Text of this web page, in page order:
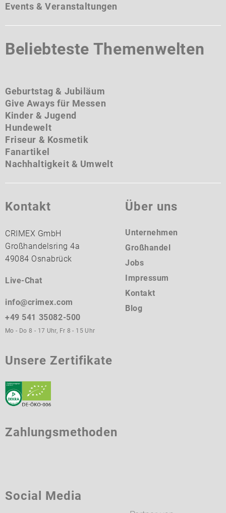
Events & Veranstaltungen
Beliebteste Themenwelten
Geburtstag & Jubiläum
Give Aways für Messen
Kinder & Jugend
Hundewelt
Friseur & Kosmetik
Fanartikel
Nachhaltigkeit & Umwelt
Kontakt
CRIMEX GmbH
Großhandelsring 4a
49084 Osnabrück
Live-Chat
info@crimex.com
+49 541 35082-500
Mo - Do 8 - 17 Uhr, Fr 8 - 15 Uhr
Über uns
Unternehmen
Großhandel
Jobs
Impressum
Kontakt
Blog
Unsere Zertifikate
Zahlungsmethoden
Social Media